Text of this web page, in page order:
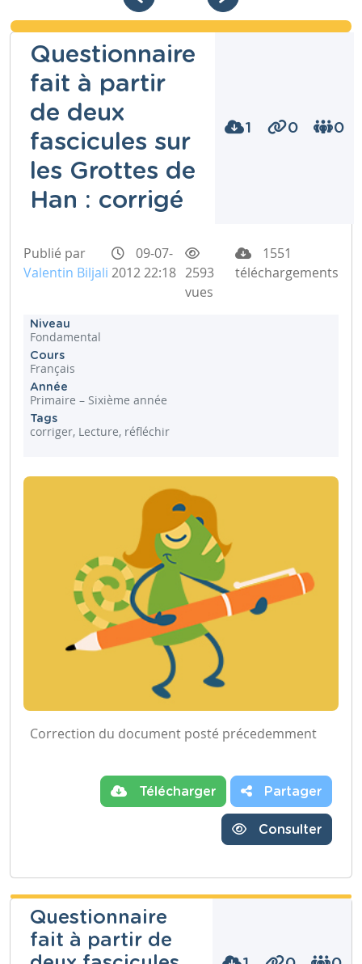
Questionnaire
fait à partir
de deux
fascicules sur
les Grottes de
Han : corrigé
1 0 0
Publié par
Valentin Biljali
09-07-
2012 22:18 2593
vues
1551
téléchargements
Niveau
Fondamental
Cours
Français
Année
Primaire – Sixième année
Tags
corriger, Lecture, réfléchir
Correction du document posté précedemment
Télécharger Partager
Consulter
Questionnaire
fait à partir de